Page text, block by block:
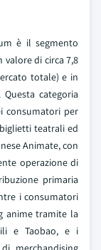
è il segmento
di circa 7,8
totale) e in
categoria
consumatori per
teatrali ed
Animate, con
operazione di
primaria
i consumatori
anime tramite la
e Taobao, e i